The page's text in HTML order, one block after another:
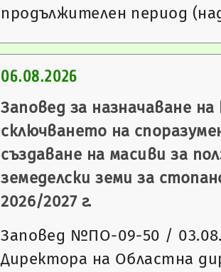
продължителен период
06.08.2026
Заповед за назначаване
сключването на
създаване на масиви за
земеделски земи за
2026/2027 г.
Заповед №ПО-09-50 /
Директора на Областна